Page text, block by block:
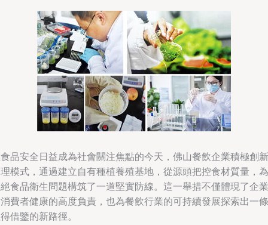
品安全日益成為社會關注焦點的今天，佛山餐飲企業積極創新
模式，通過建立自有種植養殖基地，從源頭把控食材質量，為
食品衛生問題構筑了一道堅實防線。這一舉措不僅體現了企業
費者健康的高度負責，也為餐飲行業的可持續發展探索出一條
借鑒的新路徑。